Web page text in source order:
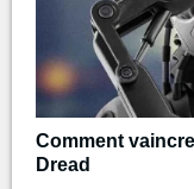
Comment
Dread